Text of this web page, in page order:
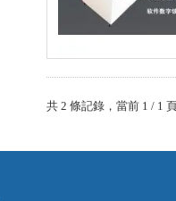
共 2 條記錄，當前 1